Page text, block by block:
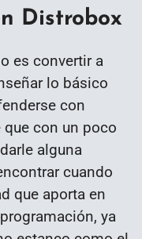
Distrobox
es convertir a
lo básico
con
que con un poco
alguna
cuando
que aporta en
ya